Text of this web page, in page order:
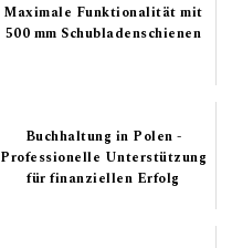
Maximale Funktionalität mit
500 mm Schubladenschienen
Buchhaltung in Polen -
Professionelle Unterstützung
für finanziellen Erfolg